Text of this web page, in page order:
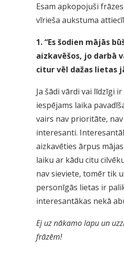
Esam apkopojuši
vīrieša aukstuma
1. “Es šodien mājās
aizkavēšos, jo darbā
citur vēl dažas lietas
Ja šādi vārdi vai līdzīgi
iespējams laika
vairs nav prioritāte,
interesanti.
aizkavēties ārpus
laiku ar kādu citu
nav sieviete, tomēr tik
personīgās lietas ir
interesantākas nekā
Ej uz nākamo lapu un
frāzēm!